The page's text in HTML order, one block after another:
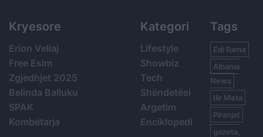
Kryesore
Erion Veliaj
Free Esim
Zgjedhjet 2025
Belinda Balluku
SPAK
Kombëtarja
Kategori
Lifestyle
Showbiz
Tech
Shëndetësi
Argetim
Enciklopedi
Tags
Edi Rama
Albania
News
Ilir Meta
Piranjat
gazeta,